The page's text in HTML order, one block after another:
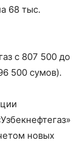
68 тыс.
с 807 500 до
500 сумов).
новых